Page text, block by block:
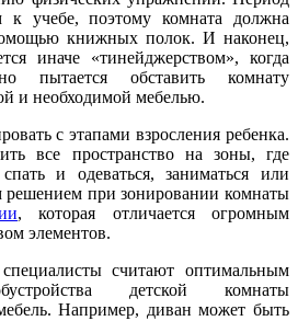
к учебе, поэтому комната должна
книжных полок. И наконец,
иначе «тинейджерством», когда
пытается обставить комнату
и необходимой мебелью.
с этапами взросления ребенка.
все пространство на зоны, где
и одеваться, заниматься или
решением при зонировании комнаты
, которая отличается огромным
элементов.
считают оптимальным
детской комнаты
Например, диван может быть